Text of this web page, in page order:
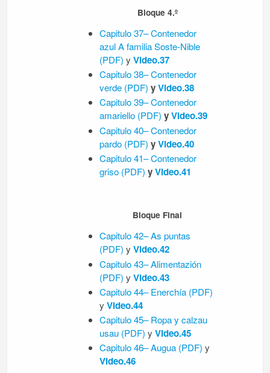
Bloque 4.º
Capitulo 37– Contenedor
azul A familia Soste-Nible
(PDF) yVideo.37
Capitulo 38– Contenedor
verde (PDF) yVideo.38
Capitulo 39– Contenedor
amariello (PDF) yVideo.39
Capitulo 40– Contenedor
pardo (PDF) yVideo.40
Capitulo 41– Contenedor
griso (PDF) yVideo.41
Bloque Final
Capitulo 42– As puntas
(PDF) yVideo.42
Capitulo 43– Alimentazión
(PDF) yVideo.43
Capitulo 44– Enerchía (PDF)
yVideo.44
Capitulo 45– Ropa y calzau
usau (PDF) yVideo.45
Capitulo 46– Augua (PDF) y
Video.46